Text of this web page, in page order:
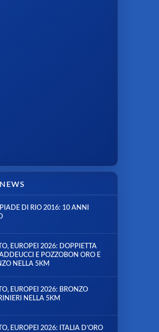
DI RIO 2016: 10 ANNI
EUROPEI 2026: DOPPIETTA
E POZZOBON ORO E
NELLA 5KM
EUROPEI 2026: BRONZO
NELLA 5KM
EUROPEI 2026: ITALIA D’ORO